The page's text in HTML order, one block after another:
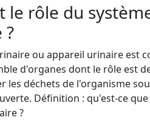
le rôle du
ou appareil urinaire est
d'organes dont le rôle est
les déchets de l'organisme
Définition : qu'est-ce que
?